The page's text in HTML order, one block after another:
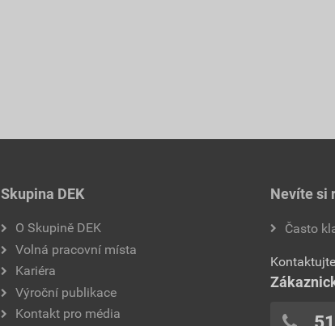
Skupina DEK
O Skupině DEK
Volná pracovní místa
Kariéra
Výroční publikace
Kontakt pro média
Nevíte si
Často